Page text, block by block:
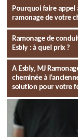
Pourquoi faire appel
ramonage de votre
Ramonage de
Esbly : à quel prix ?
A Esbly, MJ
cheminée à
solution pour votre